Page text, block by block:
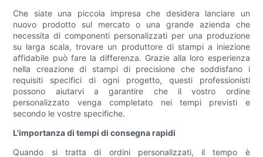
Che siate una piccola impresa che desidera lanciare un
nuovo prodotto sul mercato o una grande azienda che
necessita di componenti personalizzati per una produzione
su larga scala, trovare un produttore di stampi a iniezione
affidabile può fare la differenza. Grazie alla loro esperienza
nella creazione di stampi di precisione che soddisfano i
requisiti specifici di ogni progetto, questi professionisti
possono aiutarvi a garantire che il vostro ordine
personalizzato venga completato nei tempi previsti e
secondo le vostre specifiche.
L'importanza di tempi di consegna rapidi
Quando si tratta di ordini personalizzati, il tempo è